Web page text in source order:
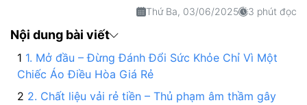
Thứ Ba, 03/06/2025 3 phút đọc
Nội dung bài viết
1. Mở đầu – Đừng Đánh Đổi Sức Khỏe Chỉ Vì Một
Chiếc Áo Điều Hòa Giá Rẻ
2. Chất liệu vải rẻ tiền – Thủ phạm âm thầm gây